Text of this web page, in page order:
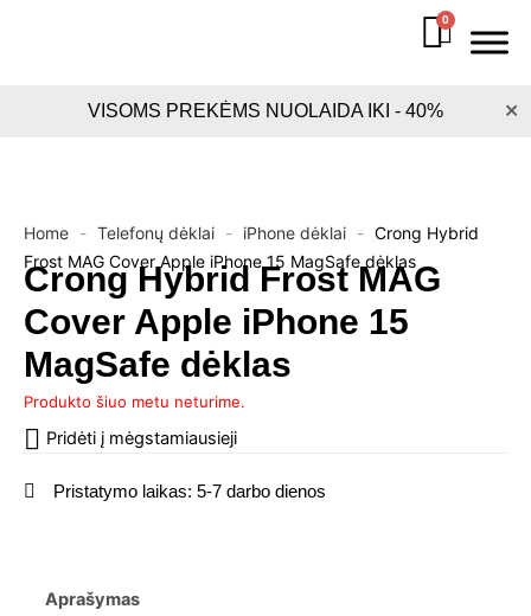
0 Cart
VISOMS PREKĖMS NUOLAIDA IKI - 40% ×
Home - Telefonų dėklai - iPhone dėklai - Crong Hybrid
Frost MAG Cover Apple iPhone 15 MagSafe dėklas
Crong Hybrid Frost MAG
Cover Apple iPhone 15
MagSafe dėklas
Produkto šiuo metu neturime.
Pridėti į mėgstamiausieji
Pristatymo laikas: 5-7 darbo dienos
Aprašymas